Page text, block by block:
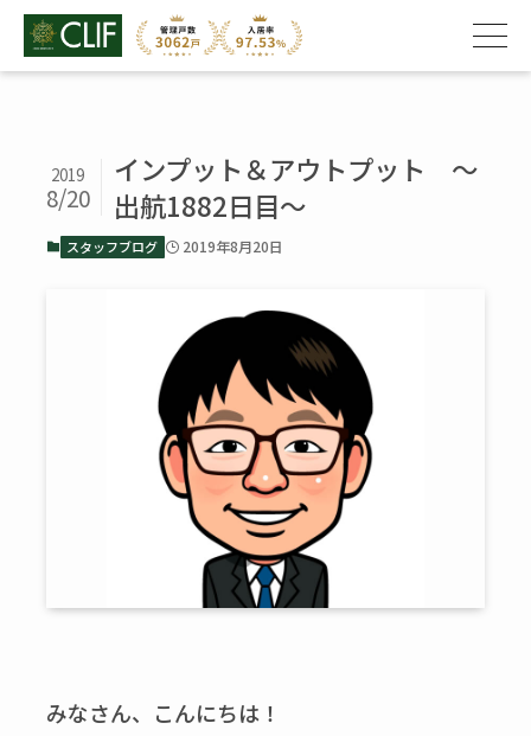
インプット＆アウトプット ～
出航1882日目～
2019
8/20
スタッフブログ 2019年8月20日
みなさん、こんにちは！